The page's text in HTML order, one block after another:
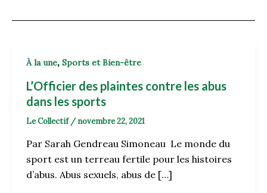
À la une, Sports et Bien-être
L’Officier des plaintes contre les abus
dans les sports
Le Collectif / novembre 22, 2021
Par Sarah Gendreau Simoneau Le monde du
sport est un terreau fertile pour les histoires
d’abus. Abus sexuels, abus de […]